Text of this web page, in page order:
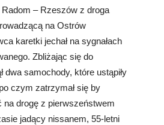
– Rzeszów z droga
na Ostrów
karetki jechał na sygnałach
Zbliżając się do
dwa samochody, które ustąpiły
czym zatrzymał się by
na drogę z pierwszeństwem
jadący nissanem, 55-letni